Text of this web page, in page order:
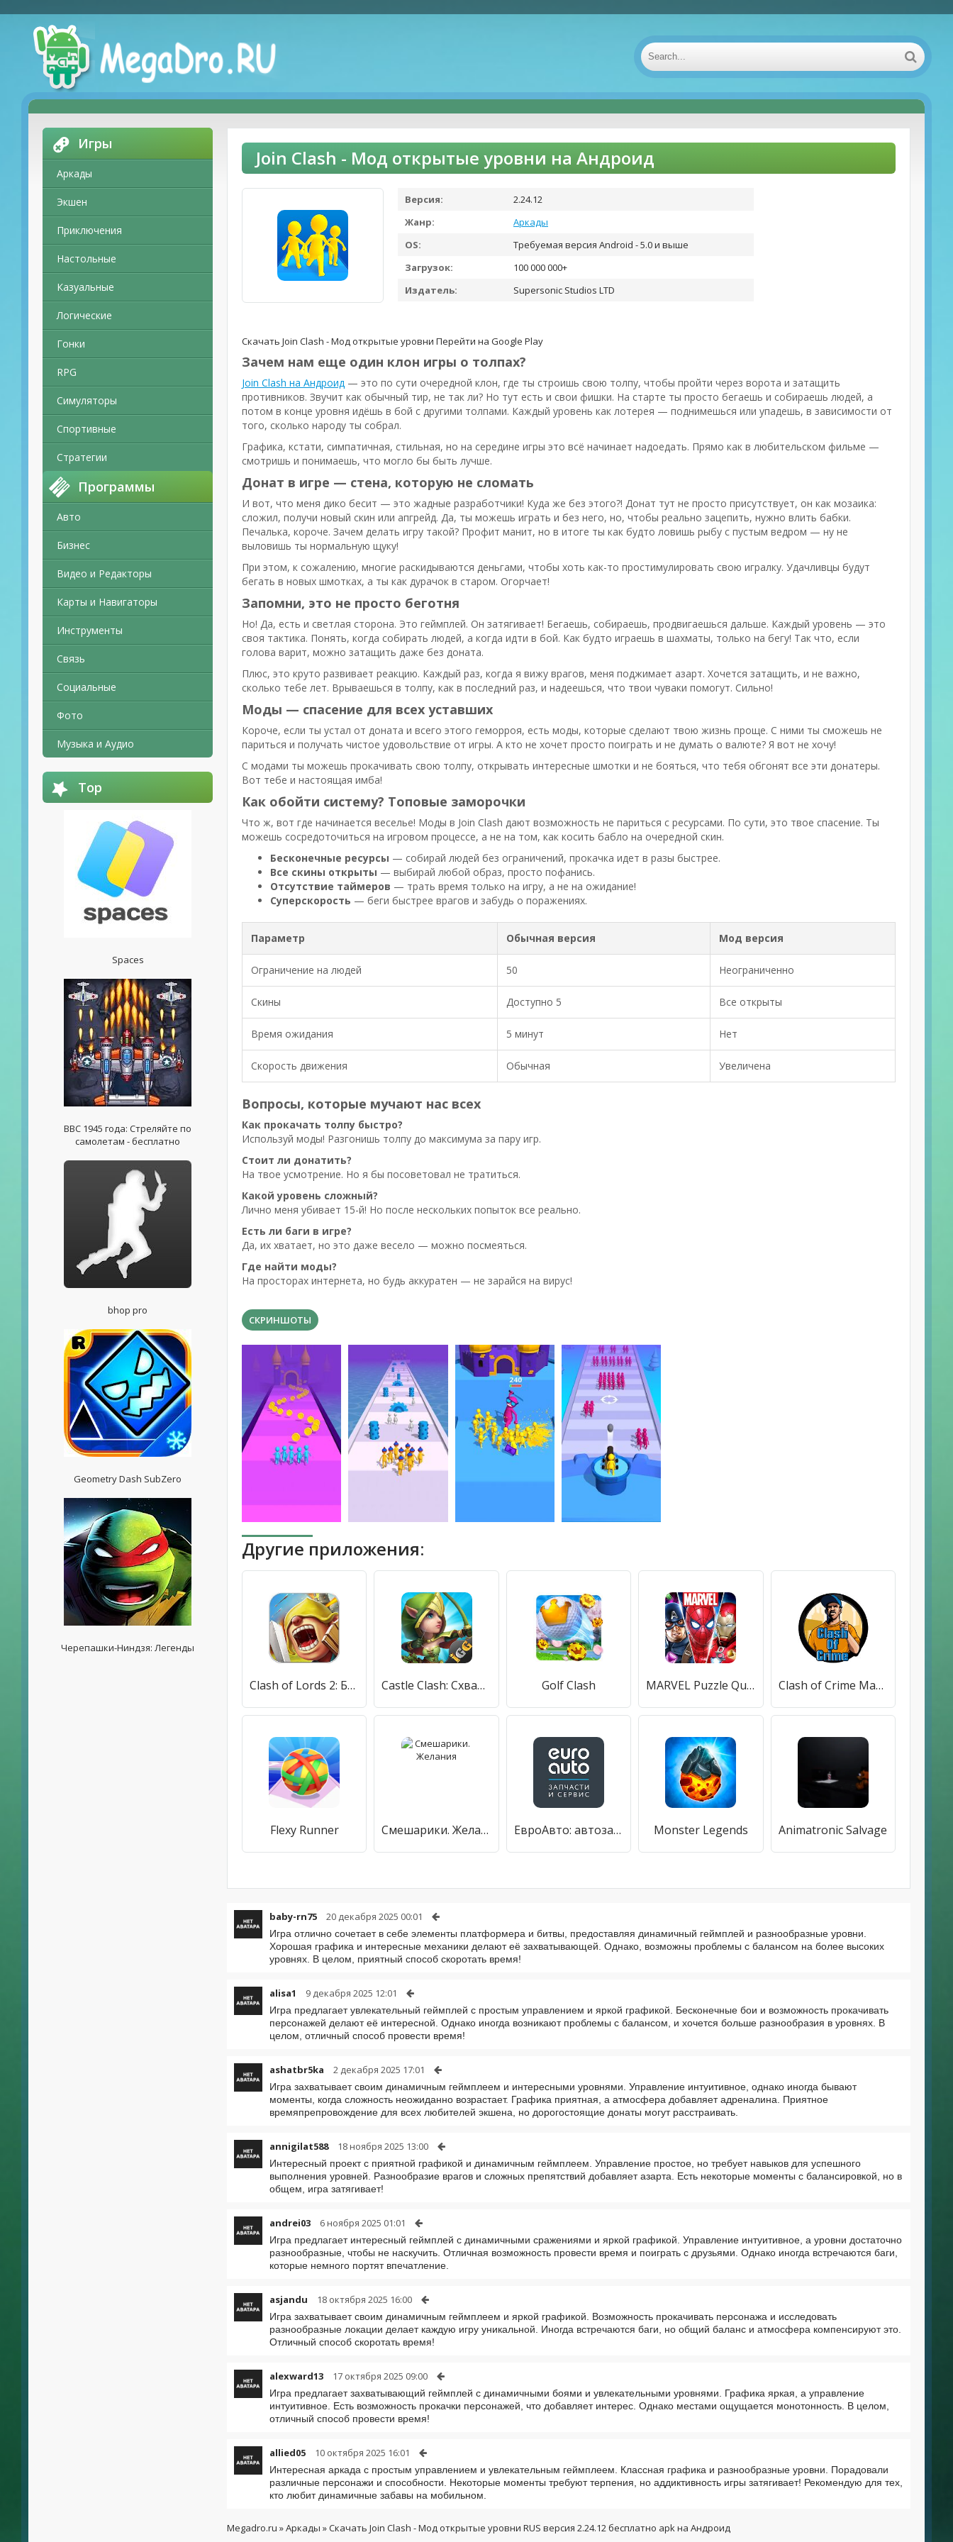
Игры
Аркады
Экшен
Приключения
Настольные
Казуальные
Логические
Гонки
RPG
Симуляторы
Спортивные
Стратегии
Программы
Авто
Бизнес
Видео и Редакторы
Карты и Навигаторы
Инструменты
Связь
Социальные
Фото
Музыка и Аудио
Top
Spaces
ВВС 1945 года: Стреляйте по
самолетам - бесплатно
bhop pro
Geometry Dash SubZero
Черепашки-Ниндзя: Легенды
Join Clash - Мод открытые уровни на Андроид
Версия:
2.24.12
Жанр:
Аркады
OS:
Требуемая версия Android - 5.0 и выше
Загрузок:
100 000 000+
Издатель:
Supersonic Studios LTD
Скачать Join Clash - Мод открытые уровни Перейти на Google Play
Зачем нам еще один клон игры о толпах?
Join Clash на Андроид — это по сути очередной клон, где ты строишь свою толпу, чтобы пройти через ворота и затащить
противников. Звучит как обычный тир, не так ли? Но тут есть и свои фишки. На старте ты просто бегаешь и собираешь людей, а
потом в конце уровня идёшь в бой с другими толпами. Каждый уровень как лотерея — поднимешься или упадешь, в зависимости от
того, сколько народу ты собрал.
Графика, кстати, симпатичная, стильная, но на середине игры это всё начинает надоедать. Прямо как в любительском фильме —
смотришь и понимаешь, что могло бы быть лучше.
Донат в игре — стена, которую не сломать
И вот, что меня дико бесит — это жадные разработчики! Куда же без этого?! Донат тут не просто присутствует, он как мозаика:
сложил, получи новый скин или апгрейд. Да, ты можешь играть и без него, но, чтобы реально зацепить, нужно влить бабки.
Печалька, короче. Зачем делать игру такой? Профит манит, но в итоге ты как будто ловишь рыбу с пустым ведром — ну не
выловишь ты нормальную щуку!
При этом, к сожалению, многие раскидываются деньгами, чтобы хоть как-то простимулировать свою игралку. Удачливцы будут
бегать в новых шмотках, а ты как дурачок в старом. Огорчает!
Запомни, это не просто беготня
Но! Да, есть и светлая сторона. Это геймплей. Он затягивает! Бегаешь, собираешь, продвигаешься дальше. Каждый уровень — это
своя тактика. Понять, когда собирать людей, а когда идти в бой. Как будто играешь в шахматы, только на бегу! Так что, если
голова варит, можно затащить даже без доната.
Плюс, это круто развивает реакцию. Каждый раз, когда я вижу врагов, меня поджимает азарт. Хочется затащить, и не важно,
сколько тебе лет. Врываешься в толпу, как в последний раз, и надеешься, что твои чуваки помогут. Сильно!
Моды — спасение для всех уставших
Короче, если ты устал от доната и всего этого геморроя, есть моды, которые сделают твою жизнь проще. С ними ты сможешь не
париться и получать чистое удовольствие от игры. А кто не хочет просто поиграть и не думать о валюте? Я вот не хочу!
С модами ты можешь прокачивать свою толпу, открывать интересные шмотки и не бояться, что тебя обгонят все эти донатеры.
Вот тебе и настоящая имба!
Как обойти систему? Топовые заморочки
Что ж, вот где начинается веселье! Моды в Join Clash дают возможность не париться с ресурсами. По сути, это твое спасение. Ты
можешь сосредоточиться на игровом процессе, а не на том, как косить бабло на очередной скин.
Бесконечные ресурсы — собирай людей без ограничений, прокачка идет в разы быстрее.
Все скины открыты — выбирай любой образ, просто пофанись.
Отсутствие таймеров — трать время только на игру, а не на ожидание!
Суперскорость — беги быстрее врагов и забудь о поражениях.
Параметр Обычная версия Мод версия
Ограничение на людей 50 Неограниченно
Скины Доступно 5 Все открыты
Время ожидания 5 минут Нет
Скорость движения Обычная Увеличена
Вопросы, которые мучают нас всех
Как прокачать толпу быстро?
Используй моды! Разгонишь толпу до максимума за пару игр.
Стоит ли донатить?
На твое усмотрение. Но я бы посоветовал не тратиться.
Какой уровень сложный?
Лично меня убивает 15-й! Но после нескольких попыток все реально.
Есть ли баги в игре?
Да, их хватает, но это даже весело — можно посмеяться.
Где найти моды?
На просторах интернета, но будь аккуратен — не зарайся на вирус!
СКРИНШОТЫ
Другие приложения:
Clash of Lords 2: Битва Легенд Castle Clash: Схватка Гильдий Golf Clash MARVEL Puzzle Quest: Join the Super Hero Battle! Clash of Crime Mad San Andreas
Flexy Runner Смешарики. Желания ЕвроАвто: автозапчасти, сервис Monster Legends Animatronic Salvage
baby-rn75 20 декабря 2025 00:01
Игра отлично сочетает в себе элементы платформера и битвы, предоставляя динамичный геймплей и разнообразные уровни.
Хорошая графика и интересные механики делают её захватывающей. Однако, возможны проблемы с балансом на более высоких
уровнях. В целом, приятный способ скоротать время!
alisa1 9 декабря 2025 12:01
Игра предлагает увлекательный геймплей с простым управлением и яркой графикой. Бесконечные бои и возможность прокачивать
персонажей делают её интересной. Однако иногда возникают проблемы с балансом, и хочется больше разнообразия в уровнях. В
целом, отличный способ провести время!
ashatbr5ka 2 декабря 2025 17:01
Игра захватывает своим динамичным геймплеем и интересными уровнями. Управление интуитивное, однако иногда бывают
моменты, когда сложность неожиданно возрастает. Графика приятная, а атмосфера добавляет адреналина. Приятное
времяпрепровождение для всех любителей экшена, но дорогостоящие донаты могут расстраивать.
annigilat588 18 ноября 2025 13:00
Интересный проект с приятной графикой и динамичным геймплеем. Управление простое, но требует навыков для успешного
выполнения уровней. Разнообразие врагов и сложных препятствий добавляет азарта. Есть некоторые моменты с балансировкой, но в
общем, игра затягивает!
andrei03 6 ноября 2025 01:01
Игра предлагает интересный геймплей с динамичными сражениями и яркой графикой. Управление интуитивное, а уровни достаточно
разнообразные, чтобы не наскучить. Отличная возможность провести время и поиграть с друзьями. Однако иногда встречаются баги,
которые немного портят впечатление.
asjandu 18 октября 2025 16:00
Игра захватывает своим динамичным геймплеем и яркой графикой. Возможность прокачивать персонажа и исследовать
разнообразные локации делает каждую игру уникальной. Иногда встречаются баги, но общий баланс и атмосфера компенсируют это.
Отличный способ скоротать время!
alexward13 17 октября 2025 09:00
Игра предлагает захватывающий геймплей с динамичными боями и увлекательными уровнями. Графика яркая, а управление
интуитивное. Есть возможность прокачки персонажей, что добавляет интерес. Однако местами ощущается монотонность. В целом,
отличный способ провести время!
allied05 10 октября 2025 16:01
Интересная аркада с простым управлением и увлекательным геймплеем. Классная графика и разнообразные уровни. Порадовали
различные персонажи и способности. Некоторые моменты требуют терпения, но аддиктивность игры затягивает! Рекомендую для тех,
кто любит динамичные забавы на мобильном.
Megadro.ru »Аркады » Скачать Join Clash - Мод открытые уровни RUS версия 2.24.12 бесплатно apk на Андроид